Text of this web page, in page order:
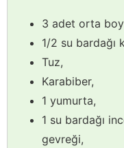
3 adet orta
1/2 su bardağı
Tuz,
Karabiber,
1 yumurta,
1 su bardağı
gevreği,